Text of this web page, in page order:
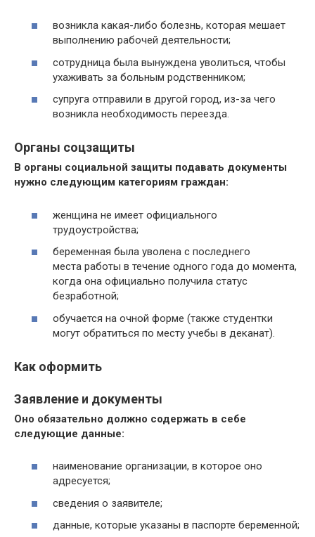
возникла какая-либо болезнь, которая мешает
выполнению рабочей деятельности;
сотрудница была вынуждена уволиться, чтобы
ухаживать за больным родственником;
супруга отправили в другой город, из-за чего
возникла необходимость переезда.
Органы соцзащиты
В органы социальной защиты подавать документы
нужно следующим категориям граждан:
женщина не имеет официального
трудоустройства;
беременная была уволена с последнего
места работы в течение одного года до момента,
когда она официально получила статус
безработной;
обучается на очной форме (также студентки
могут обратиться по месту учебы в деканат).
Как оформить
Заявление и документы
Оно обязательно должно содержать в себе
следующие данные:
наименование организации, в которое оно
адресуется;
сведения о заявителе;
данные, которые указаны в паспорте беременной;